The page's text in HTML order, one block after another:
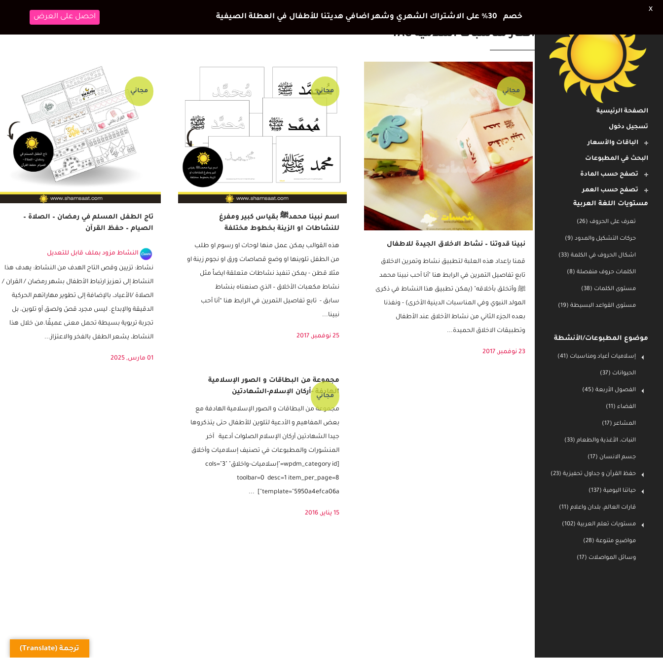
الصفحة الرئيسية
تسجيل دخول
الباقات والأسعار
البحث في المطبوعات
تصفح حسب المادة
تصفح حسب العمر
مستويات اللغة العربية
تعرف على الحروف (26)
حركات التشكيل والمدود (9)
اشكال الحروف في الكلمة (33)
الكلمات حروف منفصلة (8)
مستوى الكلمات (38)
مستوى القواعد البسيطة (19)
موضوع المطبوعات/الأنشطة
إسلاميات أعياد ومناسبات (41)
الحيوانات (37)
الفصول الأربعة (45)
الفضاء (11)
المشاعر (17)
النبات، الأغذية والطعام (33)
جسم الانسان (17)
حفظ القرأن و جداول تحفيزية (23)
حياتنا اليومية (137)
قارات العالم، بلدان واعلام (11)
مستويات تعلم العربية (102)
مواضيع متنوعة (28)
وسائل المواصلات (17)
افكار مناسبات اسلامية TAG
تاج الطفل المسلم في رمضان – الصلاة –
مجاني
النشاط مزود بملف قابل للتعديل
نشاط: تزيين وقص التاج الهدف من النشاط: يهدف هذا
النشاط إلى تعزيز ارتباط الأطفال بشهر رمضان / القران /
الصلاة /الأعياد، بالإضافة إلى تطوير مهاراتهم الحركية
الدقيقة والإبداع. ليس مجرد قصّ ولصق أو تلوين، بل
تجربة تربوية بسيطة تحمل معنى عميقًا.من خلال هذا
اسم نبينا محمدﷺ بقياس كبير ومفرغ
للنشاطات او الزينة بخطوط مختلفة
مجاني
هذه القوالب يمكن عمل منها لوحات او رسوم او طلب
من الطفل تلوينها او وضع قصاصات ورق او نجوم زينة او
مثلا قطن - يمكن تنفيذ نشاطات متعلقة ايضاً مثل
نشاط مكعبات الأخلاق – الذي صنعناه بنشاط
سابق - تابع تفاصيل التمرين في الرابط هنا “أنا أحب
نبينا قدوتنا – نشاط الاخلاق الجيدة للاطفال
مجاني
قمنا بإعداد هذه العلبة لتطبيق نشاط وتمرين الاخلاق
تابع تفاصيل التمرين في الرابط هنا "أنا أحب نبينا محمد
ﷺ وأتخلق بأخلاقه" (يمكن تطبيق هذا النشاط في ذكرى
المولد النبوي وفي المناسبات الدينية الأخرى) - ونفذنا
بعده الجزء الثاني من نشاط الأخلاق عند الأطفال
مجموعة من البطاقات و الصور الإسلامية
الهادفة -أركان الإسلام-الشهادتين
مجاني
مجموعة من البطاقات و الصور الإسلامية الهادفة مع
بعض المفاهيم و الأدعية لتلوين للأطفال حتى يتذكروها
جيدا الشهادتين أركان الإسلام الصلوات أدعية آخر
المنشورات والمطبوعات في تصنيف إسلاميات وأخلاق
toolbar=0 desc=1 item_per_page=8
ترجمة (Translate)
خصم 30٪ على الاشتراك الشهري وشهر اضافي هديتنا للأطفال في العطلة الصيفية احصل على العرض
X